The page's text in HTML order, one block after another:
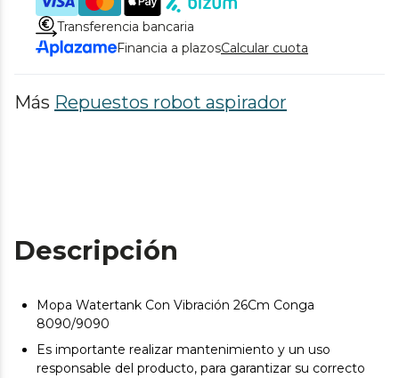
Transferencia bancaria
Financia a plazosCalcular cuota
Más Repuestos robot aspirador
Descripción
Mopa Watertank Con Vibración 26Cm Conga
8090/9090
Es importante realizar mantenimiento y un uso
responsable del producto, para garantizar su correcto